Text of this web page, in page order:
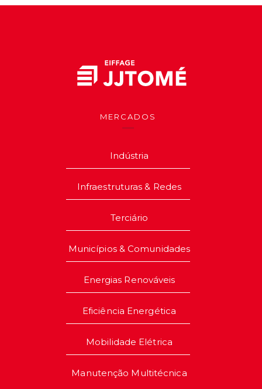
MERCADOS
Indústria
Infraestruturas & Redes
Terciário
Municípios & Comunidades
Energias Renováveis
Eficiência Energética
Mobilidade Elétrica
Manutenção Multitécnica